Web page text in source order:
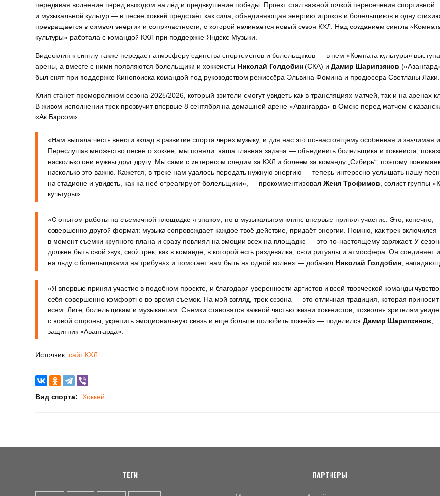
передавая волнение перед выходом на лёд и предвкушение победы. Проект стал важной точкой пересечения спортивной
и музыкальной культур — в песне хоккей предстаёт как сила, объединяющая энергию игроков и болельщиков в одну
превращается в символ энергии и сопричастности, с которой начинается новый сезон КХЛ. Над созданием сингла
культуры» работала с командой КХЛ при поддержке Яндекс Музыки.
Видеоклип к синглу также передает атмосферу единства спортсменов и болельщиков — в нем «Комната культуры»
арены, а вместе с ними появляются болельщики и хоккеисты Николай Голдобин (СКА) и Дамир Шарипзянов
был снят при поддержке Кинопоиска командой под руководством режиссёра Эльвина Фомина и продюсера Светланы Лаки.
Клип станет промороликом сезона 2025/2026, который зрители смогут увидеть как в трансляциях матчей, так и на аренах
В живом исполнении трек прозвучит впервые 8 сентября на домашней арене «Авангарда» в Омске перед матчем с
«Ак Барсом».
«Нам выпала честь внести вклад в развитие спорта через музыку, и для нас это по-настоящему особенная и значимая
Переслушав множество песен о хоккее, мы поняли: наша главная задача — объединить болельщика и хоккеиста,
насколько они нужны друг другу. Мы сами с интересом следим за КХЛ и болеем за команду „Сибирь“, поэтому
насколько это важно. Кажется, в треке нам удалось передать нужную энергию — теперь интересно услышать нашу
на стадионе и увидеть, как на неё отреагируют болельщики», — прокомментировал Женя Трофимов , солист группы
культуры».
«С опытом работы на съемочной площадке я знаком, но в музыкальном клипе впервые принял участие. Это, конечно,
совершенно другой формат: музыка сопровождает каждое твоё действие, придаёт энергии. Помню, как трек включился
в момент съемки крупного плана и сразу повлиял на эмоции всех на площадке — это по-настоящему заряжает. У
должен быть свой звук, свой трек, как в команде, в которой есть раздевалка, свои ритуалы и атмосфера. Он соединяет
на льду с болельщиками на трибунах и помогает нам быть на одной волне» — добавил Николай Голдобин ,
«Я впервые принял участие в подобном проекте, и благодаря уверенности артистов и всей творческой команды
себя совершенно комфортно во время съемок. На мой взгляд, трек сезона — это отличная традиция, которая приносит
всем: Лиге, болельщикам и музыкантам. Съемки становятся важной частью жизни хоккеистов, позволяя зрителям
с новой стороны, укрепить эмоциональную связь и еще больше полюбить хоккей» — поделился Дамир Шарипзянов
защитник «Авангарда».
Источник: сайт КХЛ.
Вид спорта: Хоккей
ТЕГИ ПАРТНЕРЫ